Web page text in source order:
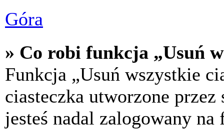
Góra
» Co robi funkcja „Usuń
Funkcja „Usuń wszystkie
ciasteczka utworzone
jesteś nadal zalogowany